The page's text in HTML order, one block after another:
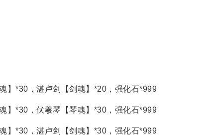
】*30，湛卢剑【剑魂】*20，强化石*999
】*30，伏羲琴【琴魂】*30，强化石*999
】*30，湛卢剑【剑魂】*30，强化石*999